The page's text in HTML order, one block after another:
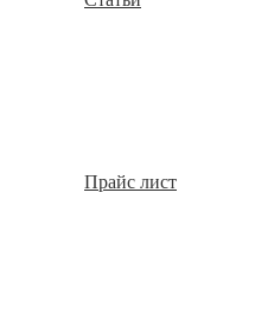
Прайс лист